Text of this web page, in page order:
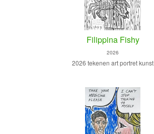
Filippina Fishy
2026
2026 tekenen art portret kunst